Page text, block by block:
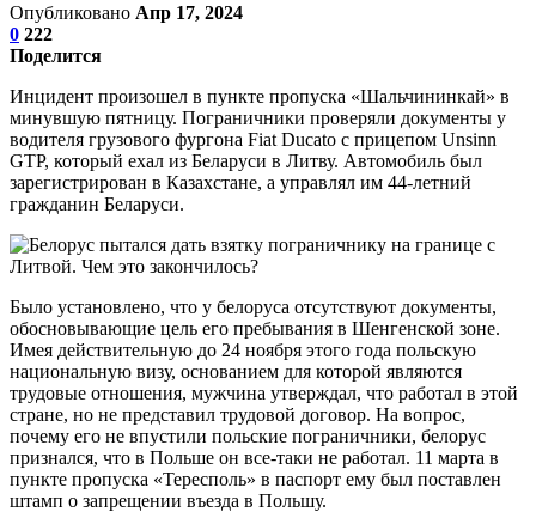
Опубликовано Апр 17, 2024
0 222
Поделится
Инцидент произошел в пункте пропуска «Шальчининкай» в
минувшую пятницу. Пограничники проверяли документы у
водителя грузового фургона Fiat Ducato с прицепом Unsinn
GTP, который ехал из Беларуси в Литву. Автомобиль был
зарегистрирован в Казахстане, а управлял им 44-летний
гражданин Беларуси.
Было установлено, что у белоруса отсутствуют документы,
обосновывающие цель его пребывания в Шенгенской зоне.
Имея действительную до 24 ноября этого года польскую
национальную визу, основанием для которой являются
трудовые отношения, мужчина утверждал, что работал в этой
стране, но не представил трудовой договор. На вопрос,
почему его не впустили польские пограничники, белорус
признался, что в Польше он все-таки не работал. 11 марта в
пункте пропуска «Тересполь» в паспорт ему был поставлен
штамп о запрещении въезда в Польшу.